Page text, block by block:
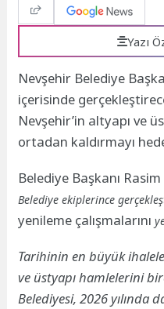
Yazı
Nevşehir Belediye
içerisinde
Nevşehir’in altyapı ve
ortadan kaldırmayı
Belediye Başkanı
Belediye ekiplerince
yenileme çalışmalarını
Tarihinin en büyük
ve üstyapı hamlelerini
Belediyesi, 2026 yılında